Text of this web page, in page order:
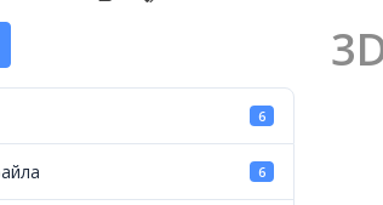
PIANO
6
6